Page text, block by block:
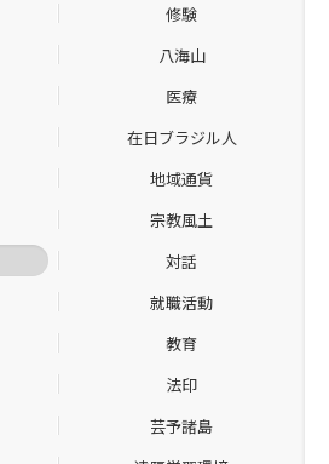
修験
八海山
医療
在日ブラジル人
地域通貨
宗教風土
対話
就職活動
教育
法印
芸予諸島